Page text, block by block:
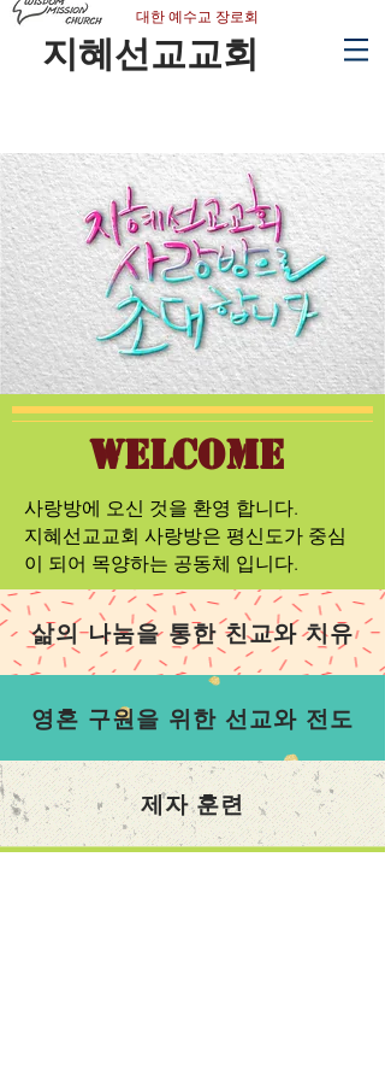
​대한 예수교 장로회
지혜선교교회
Welcome
​사랑방에 오신 것을 환영 합니다.
​지혜선교교회 사랑방은 평신도가 중심
이 되어 목양하는 공동체 입니다.
삶의 나눔을 통한 친교와 치유
영혼 구원을 위한 선교와 전도
제자 훈련